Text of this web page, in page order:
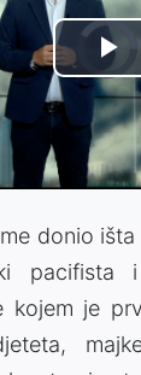
Video
Player
is
donio
pacifista
kojem je